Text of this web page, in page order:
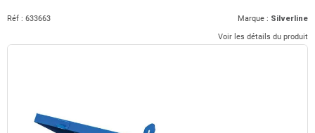
Réf : 633663 Marque : Silverline
Voir les détails du produit